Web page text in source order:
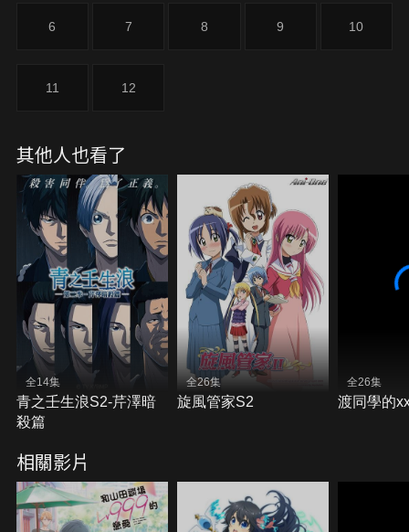
6 7 8 9 10
11 12
其他人也看了
全14集
青之壬生浪S2-芹澤暗
殺篇
全26集
旋風管家S2
全26集
渡同學的
相關影片